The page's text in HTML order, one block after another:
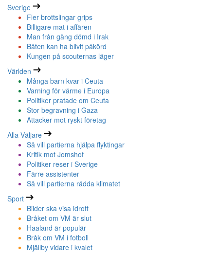
Sverige
Fler brottslingar grips
Billigare mat i affären
Man från gäng dömd i Irak
Båten kan ha blivit påkörd
Kungen på scouternas läger
Världen
Många barn kvar i Ceuta
Varning för värme i Europa
Politiker pratade om Ceuta
Stor begravning i Gaza
Attacker mot ryskt företag
Alla Väljare
Så vill partierna hjälpa flyktingar
Kritik mot Jomshof
Politiker reser i Sverige
Färre assistenter
Så vill partierna rädda klimatet
Sport
Bilder ska visa idrott
Bråket om VM är slut
Haaland är populär
Bråk om VM i fotboll
Mjällby vidare i kvalet